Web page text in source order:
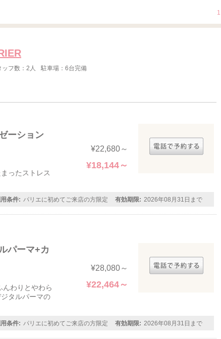
1
ッフ数：2人 駐車場：6台完備
ーション
ったストレス
¥22,680～
¥18,144～
条件: パリエに初めてご来店の方限定 有効期限: 2026年08月31日まで
パーマ+カ
わりとやわら
タルパーマの
¥28,080～
¥22,464～
条件: パリエに初めてご来店の方限定 有効期限: 2026年08月31日まで